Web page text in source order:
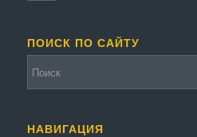
ПОИСК ПО САЙТУ
НАВИГАЦИЯ